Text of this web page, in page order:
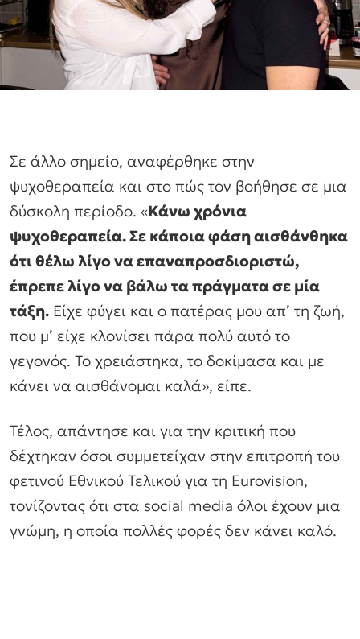
Σε άλλο σημείο, αναφέρθηκε στην
ψυχοθεραπεία και στο πώς τον βοήθησε σε μια
δύσκολη περίοδο. «Κάνω χρόνια
ψυχοθεραπεία. Σε κάποια φάση αισθάνθηκα
ότι θέλω λίγο να επαναπροσδιοριστώ,
έπρεπε λίγο να βάλω τα πράγματα σε μία
τάξη. Είχε φύγει και ο πατέρας μου απ’ τη ζωή,
που μ’ είχε κλονίσει πάρα πολύ αυτό το
γεγονός. Το χρειάστηκα, το δοκίμασα και με
κάνει να αισθάνομαι καλά», είπε.
Τέλος, απάντησε και για την κριτική που
δέχτηκαν όσοι συμμετείχαν στην επιτροπή του
φετινού Εθνικού Τελικού για τη Eurovision,
τονίζοντας ότι στα social media όλοι έχουν μια
γνώμη, η οποία πολλές φορές δεν κάνει καλό.